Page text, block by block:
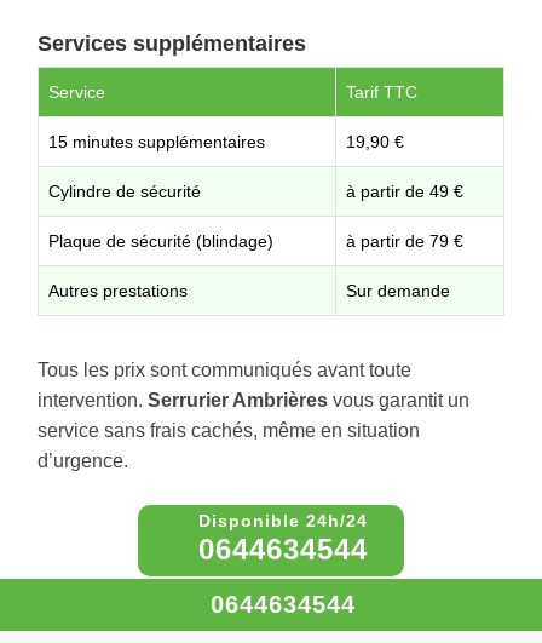
Services supplémentaires
Service Tarif TTC
15 minutes supplémentaires 19,90 €
Cylindre de sécurité à partir de 49 €
Plaque de sécurité (blindage) à partir de 79 €
Autres prestations Sur demande
Tous les prix sont communiqués avant toute
intervention. Serrurier Ambrières vous garantit un
service sans frais cachés, même en situation
d’urgence.
0644634544
0644634544